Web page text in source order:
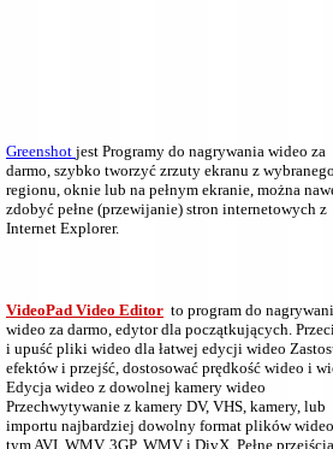
Greenshot jest Programy do nagrywania wideo za
darmo, szybko tworzyć zrzuty ekranu z
regionu, oknie lub na pełnym ekranie, można
zdobyć pełne (przewijanie) stron internetowych z
Internet Explorer.
VideoPad Video Editor to program do
wideo za darmo, edytor dla początkujących.
i upuść pliki wideo dla łatwej edycji wideo
efektów i przejść, dostosować prędkość wideo i
Edycja wideo z dowolnej kamery wideo
Przechwytywanie z kamery DV, VHS, kamery, lub
importu najbardziej dowolny format plików
tym AVI, WMV, 3GP, WMV i DivX. Pełne